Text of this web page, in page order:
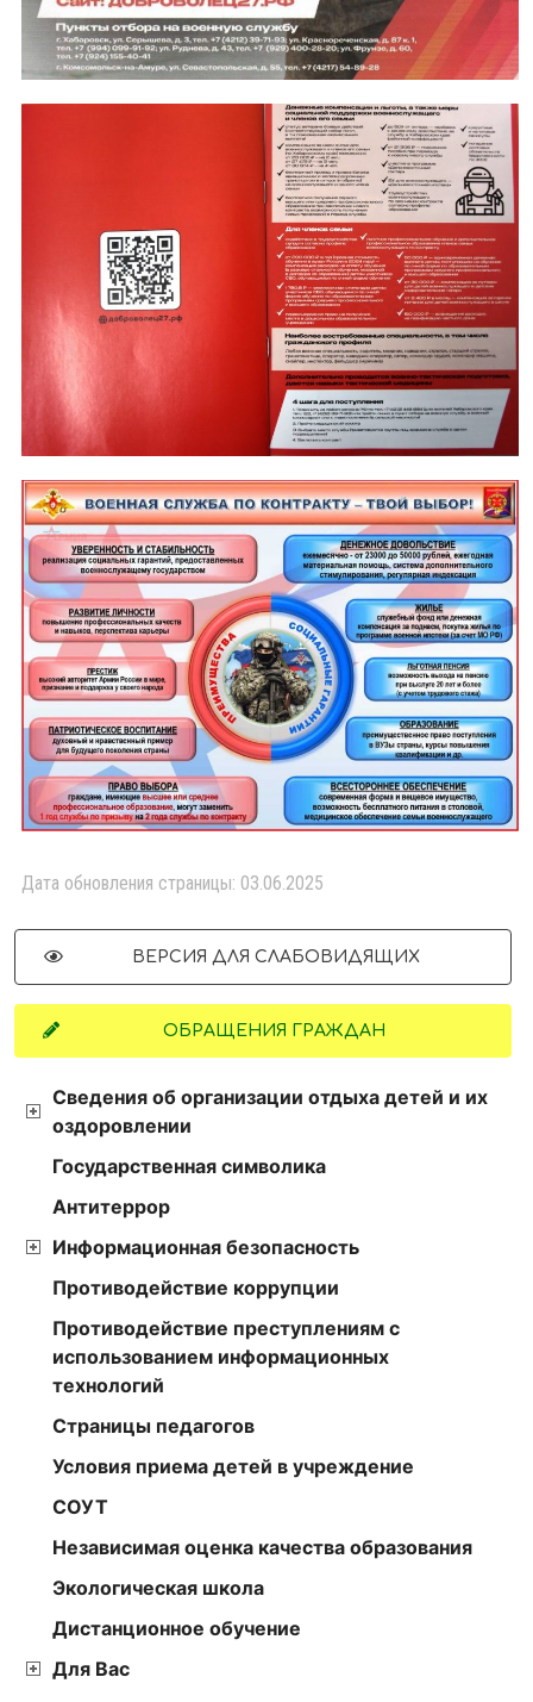
Дата обновления страницы: 03.06.2025
ВЕРСИЯ ДЛЯ СЛАБОВИДЯЩИХ
ОБРАЩЕНИЯ ГРАЖДАН
Сведения об организации отдыха детей и их
оздоровлении
Государственная символика
Антитеррор
Информационная безопасность
Противодействие коррупции
Противодействие преступлениям с
использованием информационных
технологий
Страницы педагогов
Условия приема детей в учреждение
СОУТ
Независимая оценка качества образования
Экологическая школа
Дистанционное обучение
Для Вас